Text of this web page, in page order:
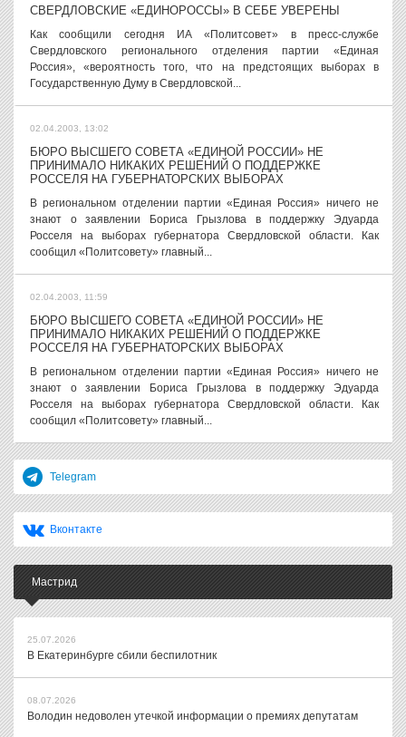
СВЕРДЛОВСКИЕ «ЕДИНОРОССЫ» В СЕБЕ УВЕРЕНЫ
Как сообщили сегодня ИА «Политсовет» в пресс-службе
Свердловского регионального отделения партии «Единая
Россия», «вероятность того, что на предстоящих выборах в
Государственную Думу в Свердловской...
02.04.2003, 13:02
БЮРО ВЫСШЕГО СОВЕТА «ЕДИНОЙ РОССИИ» НЕ
ПРИНИМАЛО НИКАКИХ РЕШЕНИЙ О ПОДДЕРЖКЕ
РОССЕЛЯ НА ГУБЕРНАТОРСКИХ ВЫБОРАХ
В региональном отделении партии «Единая Россия» ничего не
знают о заявлении Бориса Грызлова в поддержку Эдуарда
Росселя на выборах губернатора Свердловской области. Как
сообщил «Политсовету» главный...
02.04.2003, 11:59
БЮРО ВЫСШЕГО СОВЕТА «ЕДИНОЙ РОССИИ» НЕ
ПРИНИМАЛО НИКАКИХ РЕШЕНИЙ О ПОДДЕРЖКЕ
РОССЕЛЯ НА ГУБЕРНАТОРСКИХ ВЫБОРАХ
В региональном отделении партии «Единая Россия» ничего не
знают о заявлении Бориса Грызлова в поддержку Эдуарда
Росселя на выборах губернатора Свердловской области. Как
сообщил «Политсовету» главный...
Telegram
Вконтакте
Мастрид
25.07.2026
В Екатеринбурге сбили беспилотник
08.07.2026
Володин недоволен утечкой информации о премиях депутатам